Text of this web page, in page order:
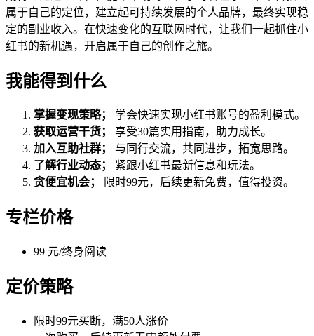
属于自己的定位，建立起可持续发展的个人品牌，最终实现稳
定的副业收入。在快速变化的互联网时代，让我们一起抓住小
红书的新机遇，开启属于自己的创作之旅。
我能得到什么
掌握变现策略；
学会快速实现小红书账号的盈利模式。
获取运营干货；
享受30篇实用指南，助力成长。
加入互助社群；
与同行交流，共同进步，拓宽思路。
了解行业动态；
紧跟小红书最新信息和玩法。
贪便宜机会；
限时99元，后续更新免费，值得投资。
专栏价格
99 元/终身阅读
定价策略
限时99元买断，满50人涨价